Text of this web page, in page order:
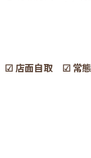
☑ 店面自取 ☑ 常